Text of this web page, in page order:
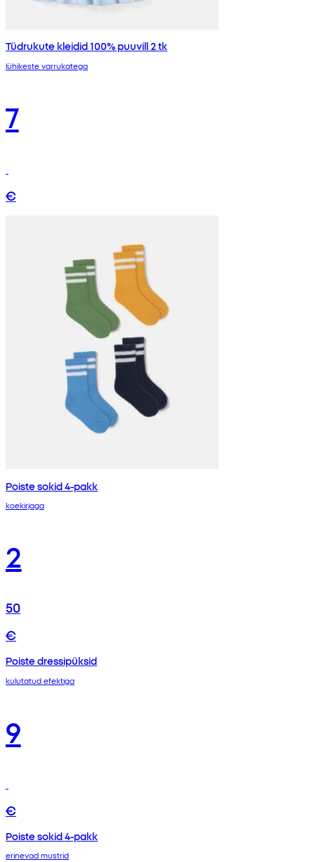
Tüdrukute kleidid 100% puuvill 2 tk
lühikeste varrukatega
7
€
Poiste sokid 4-pakk
koekirjaga
2
50
€
Poiste dressipüksid
kulutatud efektiga
9
€
Poiste sokid 4-pakk
erinevad mustrid